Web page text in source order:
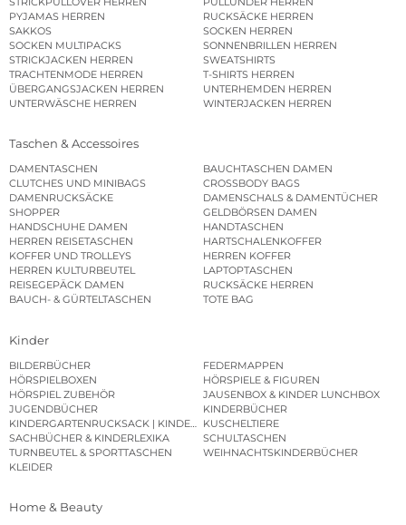
PYJAMAS HERREN
RUCKSÄCKE HERREN
SAKKOS
SOCKEN HERREN
SOCKEN MULTIPACKS
SONNENBRILLEN HERREN
STRICKJACKEN HERREN
SWEATSHIRTS
TRACHTENMODE HERREN
T-SHIRTS HERREN
ÜBERGANGSJACKEN HERREN
UNTERHEMDEN HERREN
UNTERWÄSCHE HERREN
WINTERJACKEN HERREN
Taschen & Accessoires
DAMENTASCHEN
BAUCHTASCHEN DAMEN
CLUTCHES UND MINIBAGS
CROSSBODY BAGS
DAMENRUCKSÄCKE
DAMENSCHALS & DAMENTÜCHER
SHOPPER
GELDBÖRSEN DAMEN
HANDSCHUHE DAMEN
HANDTASCHEN
HERREN REISETASCHEN
HARTSCHALENKOFFER
KOFFER UND TROLLEYS
HERREN KOFFER
HERREN KULTURBEUTEL
LAPTOPTASCHEN
REISEGEPÄCK DAMEN
RUCKSÄCKE HERREN
BAUCH- & GÜRTELTASCHEN
TOTE BAG
Kinder
BILDERBÜCHER
FEDERMAPPEN
HÖRSPIELBOXEN
HÖRSPIELE & FIGUREN
HÖRSPIEL ZUBEHÖR
JAUSENBOX & KINDER LUNCHBOX
JUGENDBÜCHER
KINDERBÜCHER
KINDERGARTENRUCKSACK | KINDERGARTENBEUTEL
KUSCHELTIERE
SACHBÜCHER & KINDERLEXIKA
SCHULTASCHEN
TURNBEUTEL & SPORTTASCHEN
WEIHNACHTSKINDERBÜCHER
KLEIDER
Home & Beauty